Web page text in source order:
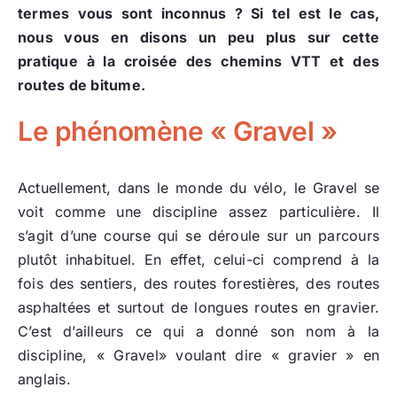
termes vous sont inconnus ? Si tel est le cas,
nous vous en disons un peu plus sur cette
pratique à la croisée des chemins VTT et des
routes de bitume.
Le phénomène « Gravel »
Actuellement, dans le monde du vélo, le Gravel se
voit comme une discipline assez particulière. Il
s’agit d’une course qui se déroule sur un parcours
plutôt inhabituel. En effet, celui-ci comprend à la
fois des sentiers, des routes forestières, des routes
asphaltées et surtout de longues routes en gravier.
C’est d’ailleurs ce qui a donné son nom à la
discipline, « Gravel» voulant dire « gravier » en
anglais.